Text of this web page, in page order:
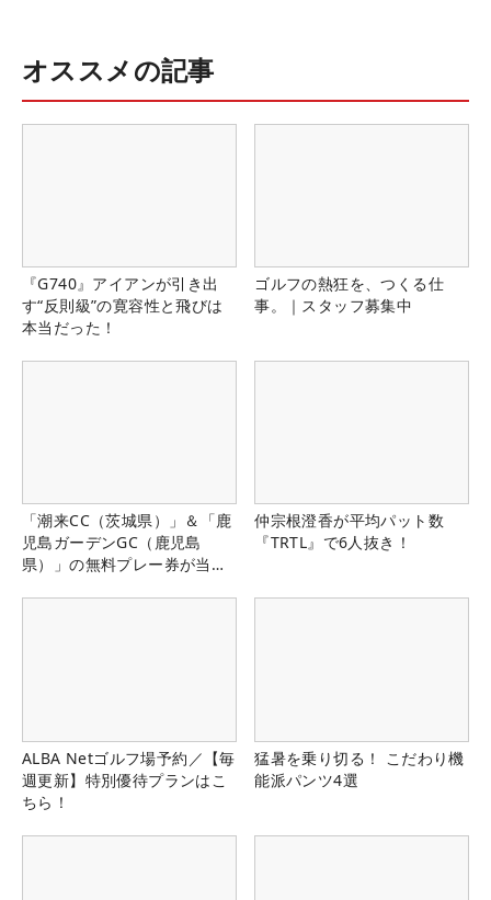
オススメの記事
『G740』アイアンが引き出
す“反則級”の寛容性と飛びは
本当だった！
ゴルフの熱狂を、つくる仕
事。｜スタッフ募集中
「潮来CC（茨城県）」＆「鹿
児島ガーデンGC（鹿児島
県）」の無料プレー券が当た
仲宗根澄香が平均パット数
『TRTL』で6人抜き！
ALBA Netゴルフ場予約／【毎
週更新】特別優待プランはこ
ちら！
猛暑を乗り切る！ こだわり機
能派パンツ4選